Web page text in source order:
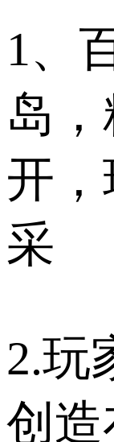
1、
岛
开
采
2.玩
创